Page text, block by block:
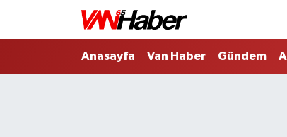
Anasayfa Van Haber Gündem
Nöbetçi Eczaneler